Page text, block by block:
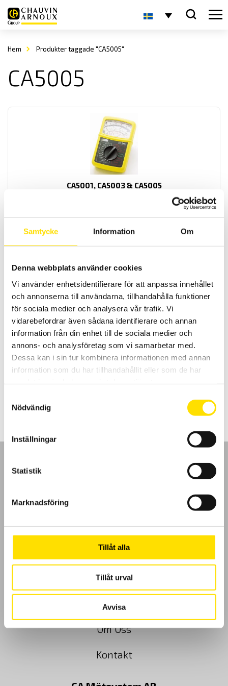
Samtycke Information Om
Denna webbplats använder cookies
Vi använder enhetsidentifierare för att anpassa innehållet
och annonserna till användarna, tillhandahålla funktioner
för sociala medier och analysera vår trafik. Vi
vidarebefordrar även sådana identifierare och annan
information från din enhet till de sociala medier och
annons- och analysföretag som vi samarbetar med.
Dessa kan i sin tur kombinera informationen med annan
information som du har tillhandahållit eller som de har
Nödvändig
Inställningar
Statistik
Marknadsföring
Tillåt alla
Tillåt urval
Avvisa
Hem Produkter taggade "CA5005"
CA5005
CA5001, CA5003 & CA5005
Analoga multimetrar som har summerfunktion samt kompakta
3,395.00kr 5,990.00krPrisintervall:
3,395.00 kr
LÄS MER
MX1 Analog multimeter
Analog multimeter för mätning upp till 1500 V AC/DC med
extrafunktioner som kontinuitets- och summerfunktion samt
resistansmätning.
Köpvillkor
Cookies
Klagomål
Kundundersökning
Om Oss
Kontakt